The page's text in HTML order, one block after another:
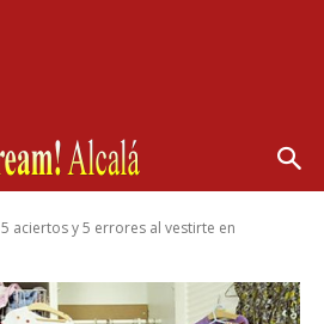
5 aciertos y 5 errores al vestirte en